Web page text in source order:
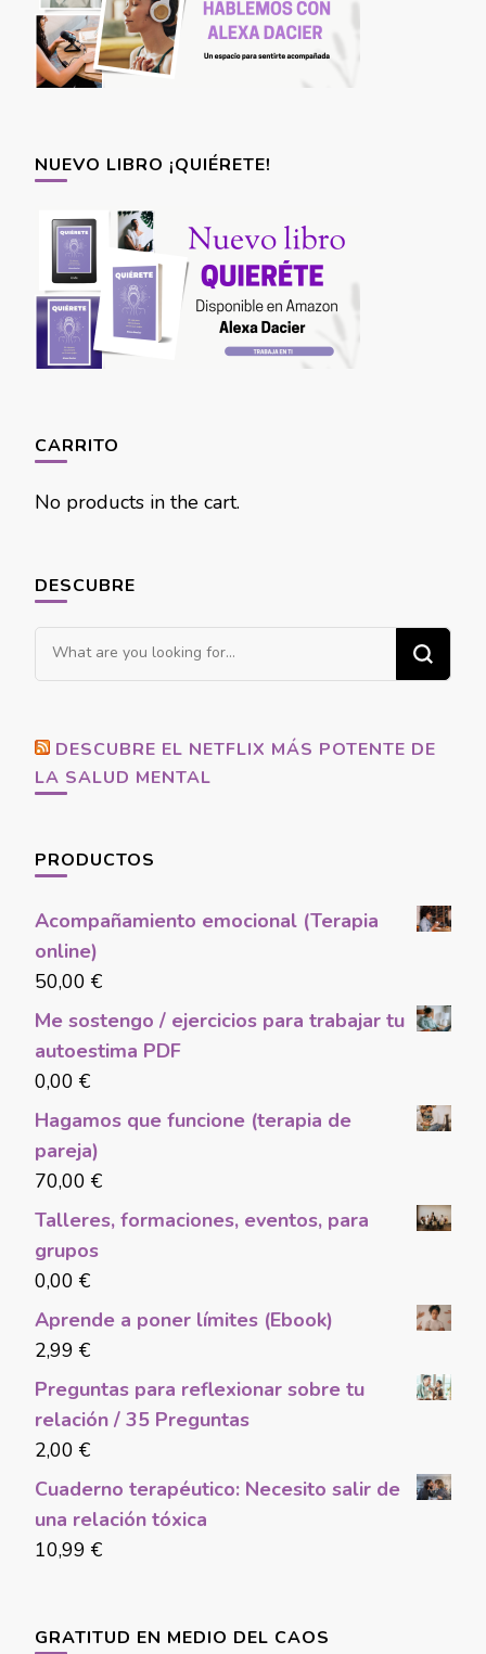
NUEVO LIBRO ¡QUIÉRETE!
CARRITO
No products in the cart.
DESCUBRE
Looking
for
DESCUBRE EL NETFLIX MÁS POTENTE DE
LA SALUD MENTAL
PRODUCTOS
Acompañamiento emocional (Terapia
online)
50,00 €
Me sostengo / ejercicios para trabajar tu
autoestima PDF
0,00 €
Hagamos que funcione (terapia de
pareja)
70,00 €
Talleres, formaciones, eventos, para
grupos
0,00 €
Aprende a poner límites (Ebook)
2,99 €
Preguntas para reflexionar sobre tu
relación / 35 Preguntas
2,00 €
Cuaderno terapéutico: Necesito salir de
una relación tóxica
10,99 €
GRATITUD EN MEDIO DEL CAOS